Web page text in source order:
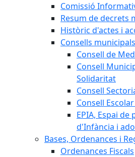
Comissió
Resum de decrets
Històric d'actes i
Consells municipals
Consell de
Consell
Solidaritat
Consell
Consell
EPIA, Espai de
d'Infància i
Bases, Ordenances i
Ordenances Fiscals